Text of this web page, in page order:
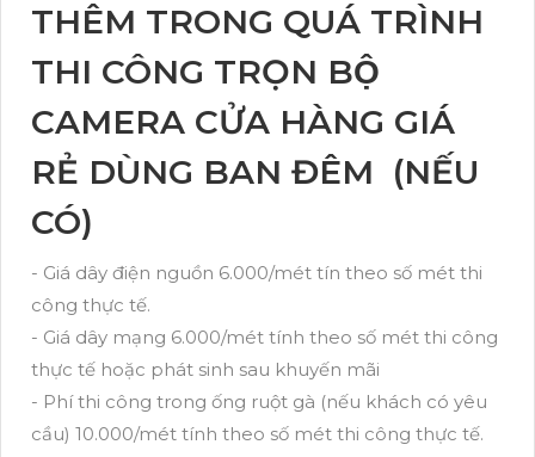
THÊM TRONG QUÁ TRÌNH
THI CÔNG TRỌN BỘ
CAMERA CỬA HÀNG GIÁ
RẺ DÙNG BAN ĐÊM (NẾU
CÓ)
- Giá dây điện nguồn 6.000/mét tín theo số mét thi
công thực tế.
- Giá dây mạng 6.000/mét tính theo số mét thi công
thực tế hoặc phát sinh sau khuyến mãi
- Phí thi công trong ống ruột gà (nếu khách có yêu
cầu) 10.000/mét tính theo số mét thi công thực tế.